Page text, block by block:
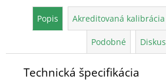
Popis Akreditovaná
Podobné
Technická špecifikácia